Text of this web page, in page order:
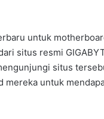
untuk
situs resmi
situs
mereka untuk